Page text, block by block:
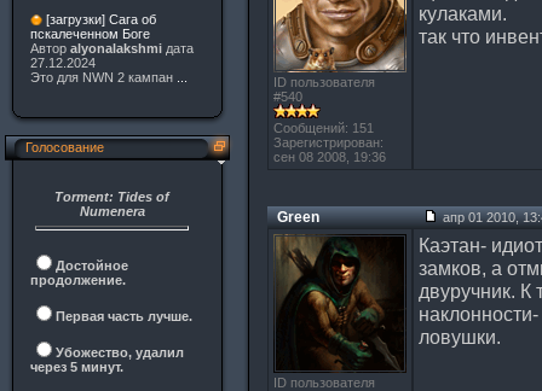
[загрузки] Сага об
пскалеченном Боге
Автор alyonalakshmi дата
27.12.2024
Это для NWN 2 кампан ...
Голосование
Torment: Tides of
Numenera
Достойное
продолжение.
Первая часть лучше.
Убожество, удалил
через 5 минут.
ID пользователя
#540
Сообщений: 151
Зарегистрирован:
сен 08 2008, 19:36
кулаками.
так что
Green апр 01 2010,
ID пользователя
Каэтан-
замков, а
двуручник.
ловушки.